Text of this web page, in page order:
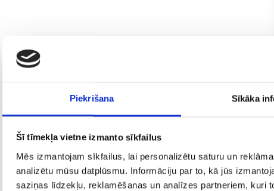
Piekrišana Sīkāka
Šī tīmekļa vietne izmanto sīkfailus
Mēs izmantojam sīkfailus, lai personalizētu saturu un
analizētu mūsu datplūsmu. Informāciju par to, kā jūs
saziņas līdzekļu, reklamēšanas un analīzes partneriem, kuri